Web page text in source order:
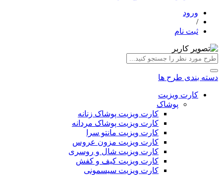
ورود
/
ثبت نام
دسته بندی طرح ها
کارت ویزیت
پوشاک
کارت ویزیت پوشاک زنانه
کارت ویزیت پوشاک مردانه
کارت ویزیت مانتو سرا
کارت ویزیت مزون عروس
کارت ویزیت شال و روسری
کارت ویزیت کیف و کفش
کارت ویزیت سیسمونی